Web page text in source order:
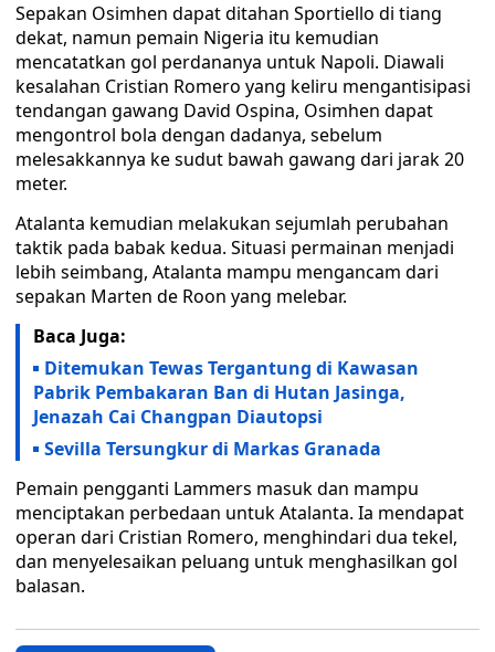
Sepakan Osimhen dapat ditahan Sportiello di tiang
dekat, namun pemain Nigeria itu kemudian
mencatatkan gol perdananya untuk Napoli. Diawali
kesalahan Cristian Romero yang keliru mengantisipasi
tendangan gawang David Ospina, Osimhen dapat
mengontrol bola dengan dadanya, sebelum
melesakkannya ke sudut bawah gawang dari jarak 20
meter.
Atalanta kemudian melakukan sejumlah perubahan
taktik pada babak kedua. Situasi permainan menjadi
lebih seimbang, Atalanta mampu mengancam dari
sepakan Marten de Roon yang melebar.
Baca Juga:
Ditemukan Tewas Tergantung di Kawasan
Pabrik Pembakaran Ban di Hutan Jasinga,
Jenazah Cai Changpan Diautopsi
Sevilla Tersungkur di Markas Granada
Pemain pengganti Lammers masuk dan mampu
menciptakan perbedaan untuk Atalanta. Ia mendapat
operan dari Cristian Romero, menghindari dua tekel,
dan menyelesaikan peluang untuk menghasilkan gol
balasan.